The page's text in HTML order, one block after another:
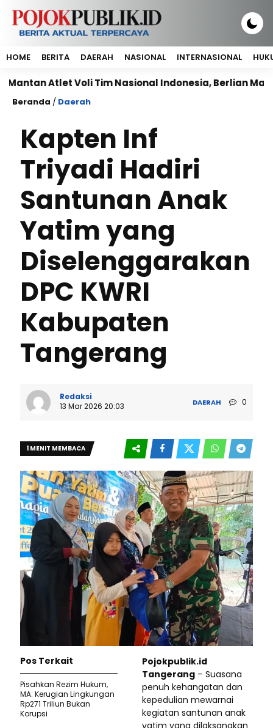
HOME BERITA DAERAH NASIONAL INTERNASIONAL
Atlet Voli Tim Nasional Indonesia, Berlian
Beranda / Daerah
Kapten Inf
Triyadi Hadiri
Santunan Anak
Yatim yang
Diselenggarakan
DPC KWRI
Kabupaten
Tangerang
Redaksi
13 Mar 2026 20:03
DAERAH 0
1 MENIT MEMBACA
Pojokpublik.id
Tangerang – Suasana
penuh kehangatan dan
kepedulian mewarnai
kegiatan santunan anak
yatim yang dilaksanakan
Pos Terkait
Pisahkan Rezim Hukum,
MA: Kerugian Lingkungan
Rp271 Triliun Bukan
Korupsi